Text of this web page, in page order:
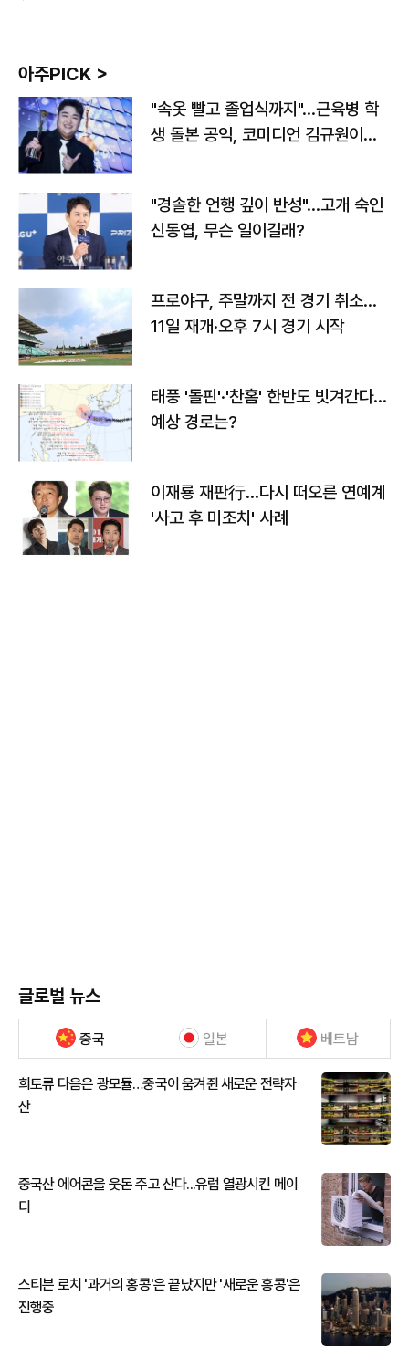
아주PICK >
"속옷 빨고 졸업식까지"…근육병 학
생 돌본 공익, 코미디언 김규원이었
"경솔한 언행 깊이 반성"…고개 숙인
신동엽, 무슨 일이길래?
프로야구, 주말까지 전 경기 취소…
11일 재개·오후 7시 경기 시작
태풍 '돌핀'·'찬홈' 한반도 빗겨간다…
예상 경로는?
이재룡 재판行…다시 떠오른 연예계
'사고 후 미조치' 사례
글로벌 뉴스
중국 일본 베트남
희토류 다음은 광모듈…중국이 움켜쥔 새로운 전략자
산
중국산 에어콘을 웃돈 주고 산다...유럽 열광시킨 메이
디
스티븐 로치 '과거의 홍콩'은 끝났지만 '새로운 홍콩'은
진행중